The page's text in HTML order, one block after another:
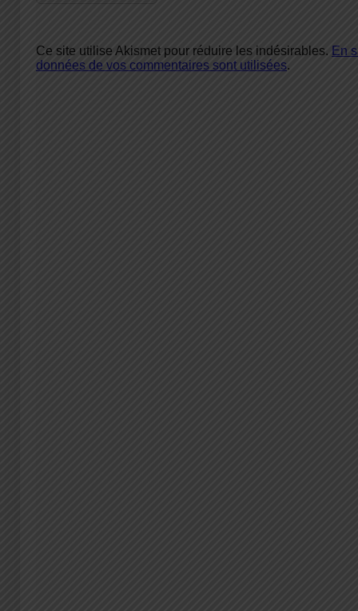
Ce site utilise Akismet pour réduire les indésirables. En
données de vos commentaires sont utilisées.